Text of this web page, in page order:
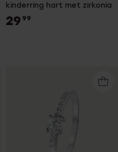
kinderring hart met zirkonia
29 99